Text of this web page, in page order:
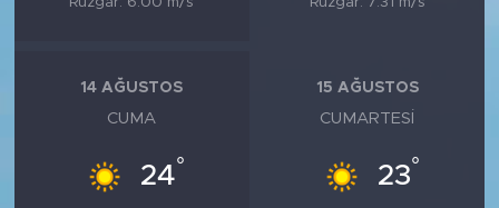
14 AĞUSTOS
CUMA
24°
15 AĞUSTOS
CUMARTESI
23°